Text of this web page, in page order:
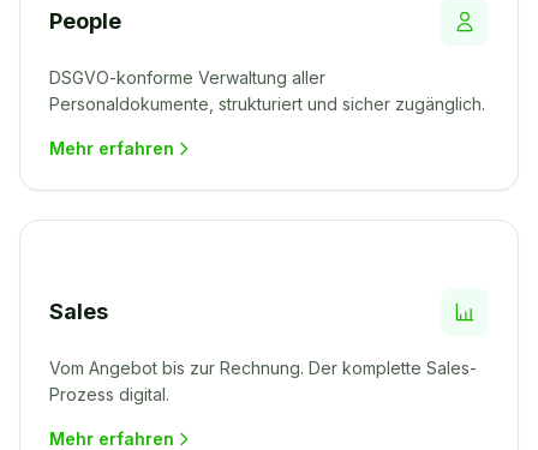
People
DSGVO-konforme Verwaltung aller
Personaldokumente, strukturiert und sicher zugänglich.
Mehr erfahren
Sales
Vom Angebot bis zur Rechnung. Der komplette Sales-
Prozess digital.
Mehr erfahren